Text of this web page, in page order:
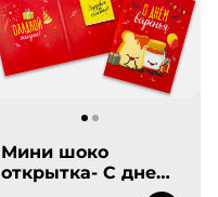
Мини шоко
открытка- С днем